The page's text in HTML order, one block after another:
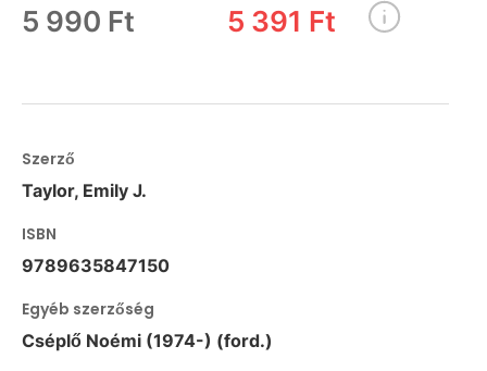
5 990 Ft 5 391 Ft
Szerző
Taylor, Emily J.
ISBN
9789635847150
Egyéb szerzőség
Cséplő Noémi (1974-) (ford.)